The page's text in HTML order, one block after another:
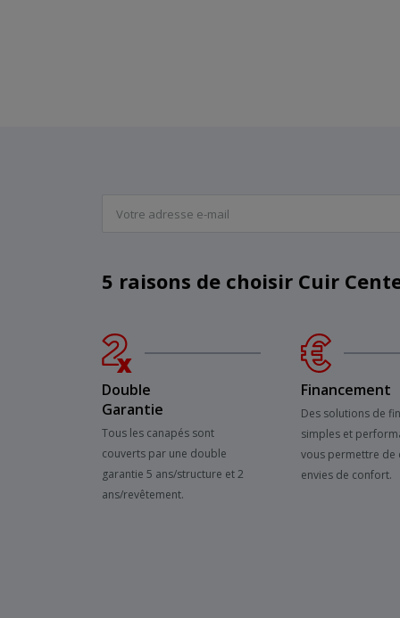
5 raisons de choisir Cuir
Double
Garantie
Tous les canapés sont
couverts par une double
garantie 5 ans/structure et 2
ans/revêtement.
Financement
Des solutions de
simples et
vous permettre de
envies de confort.